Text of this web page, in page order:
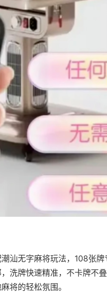
汕无字麻将玩法，108张
洗牌快速精准，不卡牌不
将的轻松氛围。